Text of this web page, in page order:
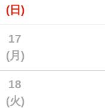
(日)
17
(月)
18
(火)